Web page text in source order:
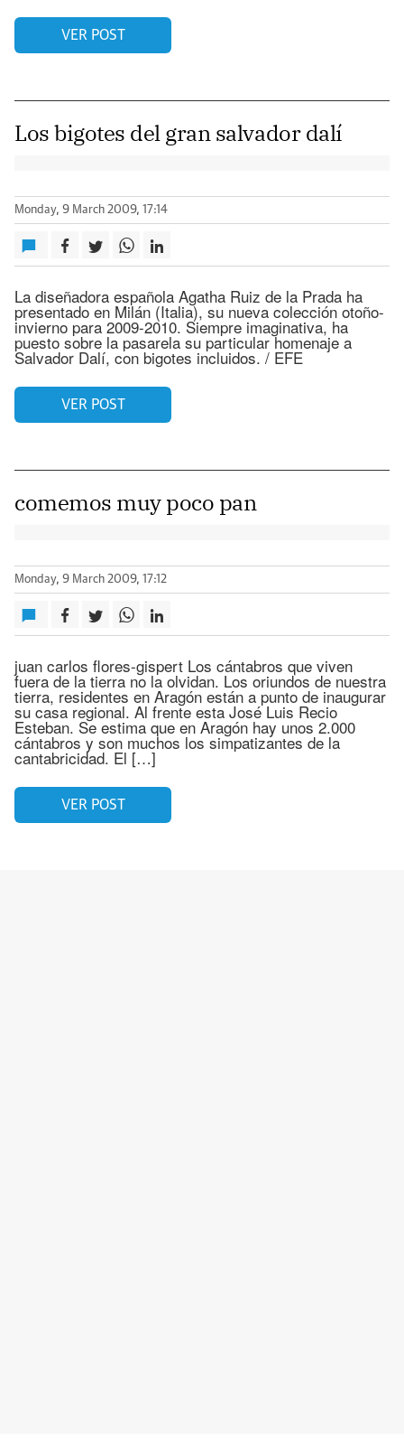
VER POST
Los bigotes del gran salvador dalí
Monday, 9 March 2009, 17:14
La diseñadora española Agatha Ruiz de la Prada ha
presentado en Milán (Italia), su nueva colección otoño-
invierno para 2009-2010. Siempre imaginativa, ha
puesto sobre la pasarela su particular homenaje a
Salvador Dalí, con bigotes incluidos. / EFE
VER POST
comemos muy poco pan
Monday, 9 March 2009, 17:12
juan carlos flores-gispert Los cántabros que viven
fuera de la tierra no la olvidan. Los oriundos de nuestra
tierra, residentes en Aragón están a punto de inaugurar
su casa regional. Al frente esta José Luis Recio
Esteban. Se estima que en Aragón hay unos 2.000
cántabros y son muchos los simpatizantes de la
cantabricidad. El […]
VER POST